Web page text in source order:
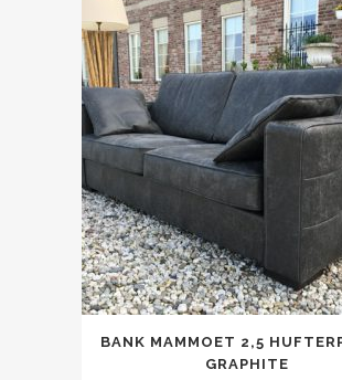
BANK MAMMOET 2,5
GRAPHITE